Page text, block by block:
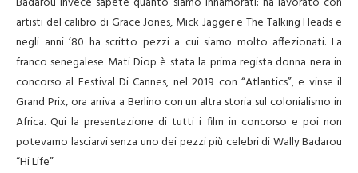
artisti del calibro di Grace Jones, Mick Jagger e The Talking Heads e
negli anni ’80 ha scritto pezzi a cui siamo molto affezionati. La
franco senegalese Mati Diop è stata la prima regista donna nera in
concorso al Festival Di Cannes, nel 2019 con “Atlantics”, e vinse il
Grand Prix, ora arriva a Berlino con un altra storia sul colonialismo in
Africa. Qui la presentazione di tutti i film in concorso e poi non
potevamo lasciarvi senza uno dei pezzi più celebri di Wally Badarou
“Hi Life”